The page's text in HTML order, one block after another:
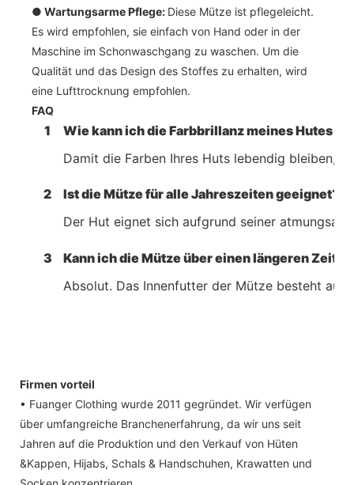
● Wartungsarme Pflege: Diese Mütze ist pflegeleicht.
Es wird empfohlen, sie einfach von Hand oder in der
Maschine im Schonwaschgang zu waschen. Um die
Qualität und das Design des Stoffes zu erhalten, wird
eine Lufttrocknung empfohlen.
FAQ
1
Wie kann ich die Farbbrillanz meines Hutes
Damit die Farben Ihres Huts lebendig bleiben,
2
Ist die Mütze für alle Jahreszeiten geeignet?
Der Hut eignet sich aufgrund seiner
3
Kann ich die Mütze über einen längeren
Absolut. Das Innenfutter der Mütze besteht
Firmen vorteil
• Fuanger Clothing wurde 2011 gegründet. Wir verfügen
über umfangreiche Branchenerfahrung, da wir uns seit
Jahren auf die Produktion und den Verkauf von Hüten
&Kappen, Hijabs, Schals & Handschuhen, Krawatten und